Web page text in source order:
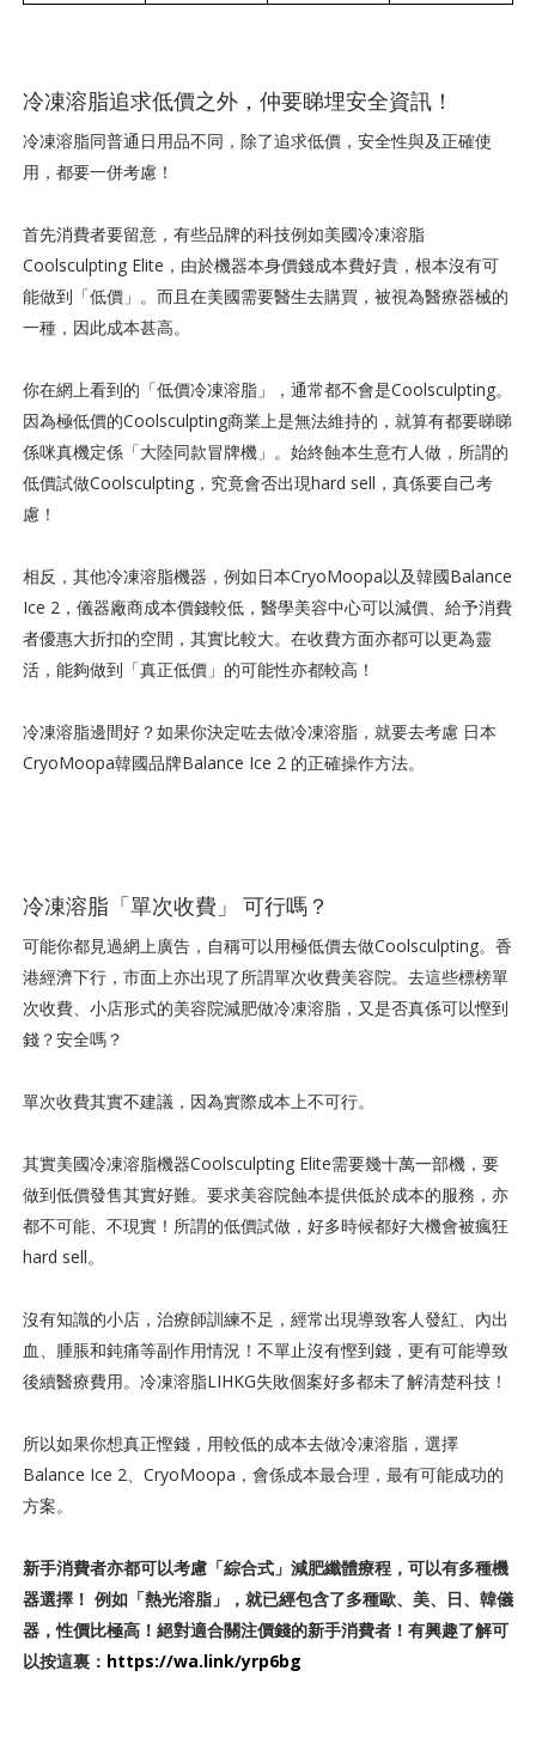
冷凍溶脂追求低價之外，仲要睇埋安全資訊！
冷凍溶脂同普通日用品不同，除了追求低價，安全性與及正確使
用，都要一併考慮！
首先消費者要留意，有些品牌的科技例如美國冷凍溶脂
Coolsculpting Elite，由於機器本身價錢成本費好貴，根本沒有可
能做到「低價」。而且在美國需要醫生去購買，被視為醫療器械的
一種，因此成本甚高。
你在網上看到的「低價冷凍溶脂」，通常都不會是Coolsculpting。
因為極低價的Coolsculpting商業上是無法維持的，就算有都要睇睇
係咪真機定係「大陸同款冒牌機」。始終蝕本生意冇人做，所謂的
低價試做Coolsculpting，究竟會否出現hard sell，真係要自己考
慮！
相反，其他冷凍溶脂機器，例如日本CryoMoopa以及韓國Balance
Ice 2，儀器廠商成本價錢較低，醫學美容中心可以減價、給予消費
者優惠大折扣的空間，其實比較大。在收費方面亦都可以更為靈
活，能夠做到「真正低價」的可能性亦都較高！
冷凍溶脂邊間好？如果你決定咗去做冷凍溶脂，就要去考慮 日本
CryoMoopa韓國品牌Balance Ice 2 的正確操作方法。
冷凍溶脂「單次收費」 可行嗎？
可能你都見過網上廣告，自稱可以用極低價去做Coolsculpting。香
港經濟下行，市面上亦出現了所謂單次收費美容院。去這些標榜單
次收費、小店形式的美容院減肥做冷凍溶脂，又是否真係可以慳到
錢？安全嗎？
單次收費其實不建議，因為實際成本上不可行。
其實美國冷凍溶脂機器Coolsculpting Elite需要幾十萬一部機，要
做到低價發售其實好難。要求美容院蝕本提供低於成本的服務，亦
都不可能、不現實！所謂的低價試做，好多時候都好大機會被瘋狂
hard sell。
沒有知識的小店，治療師訓練不足，經常出現導致客人發紅、內出
血、腫脹和鈍痛等副作用情況！不單止沒有慳到錢，更有可能導致
後續醫療費用。冷凍溶脂LIHKG失敗個案好多都未了解清楚科技！
所以如果你想真正慳錢，用較低的成本去做冷凍溶脂，選擇
Balance Ice 2、CryoMoopa，會係成本最合理，最有可能成功的
方案。
新手消費者亦都可以考慮「綜合式」減肥纖體療程，可以有多種機
器選擇！ 例如「熱光溶脂」，就已經包含了多種歐、美、日、韓儀
器，性價比極高！絕對適合關注價錢的新手消費者！有興趣了解可
以按這裏： https://wa.link/yrp6bg